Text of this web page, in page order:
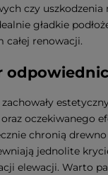
czy
gładkie
całej renowacji.
oczekiwanego
chronią
jednolite
elewacji. Warto